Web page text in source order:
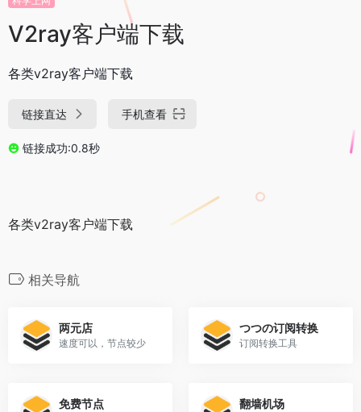
V2ray客户端下载
各类v2ray客户端下载
链接直达 手机查看
链接成功:0.8秒
各类v2ray客户端下载
相关导航
两元店
速度可以，节点较少
つつの订阅转换
订阅转换工具
免费节点 翻墙机场